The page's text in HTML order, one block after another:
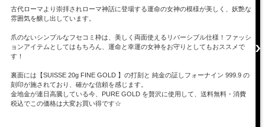
古代ローマより崇拝されローマ神話に登場する運命の女神の模様が美しく、妖艶な
雰囲気を醸し出しています。
爪のないシンプルなフセコミ枠は、美しく両面使えるリバーシブル仕様！ファッシ
ョンアイテムとしてはもちろん、運命と幸運の女神をお守りとしてもおススメで
す！
裏面には【SUISSE 20g FINE GOLD 】の打刻と 純金の証しフォーナイン 999.9 の
刻印が施されており、確かな信頼を感じます。
金地金が連日高騰している今、PURE GOLD を贅沢に使用して、送料無料・消費
税込でこの価格は大変お買い得です☆